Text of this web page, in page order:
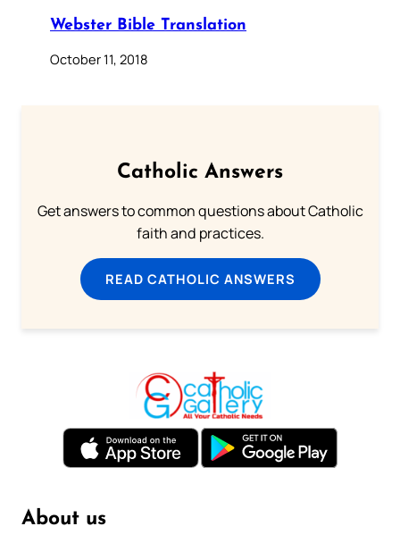
Webster Bible Translation
October 11, 2018
Catholic Answers
Get answers to common questions about Catholic
faith and practices.
READ CATHOLIC ANSWERS
About us